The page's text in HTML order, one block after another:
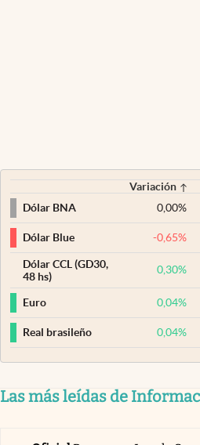
Variación
Dólar BNA
0,00%
Dólar Blue -0,65%
Dólar CCL (GD30,
48 hs)
0,30%
Euro 0,04%
Real brasileño 0,04%
Las más leídas de